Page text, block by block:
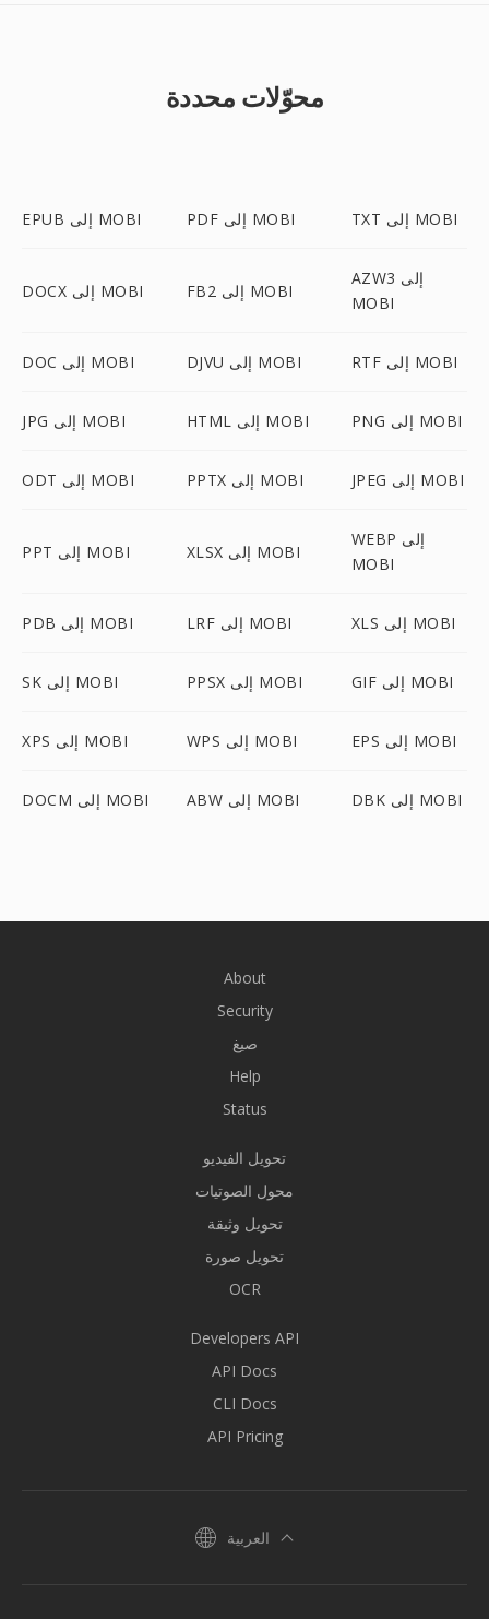
محوّلات محددة
EPUB إلى MOBI PDF إلى MOBI TXT إلى MOBI
DOCX إلى MOBI FB2 إلى MOBI
AZW3 إلى
MOBI
DOC إلى MOBI DJVU إلى MOBI RTF إلى MOBI
JPG إلى MOBI HTML إلى MOBI PNG إلى MOBI
ODT إلى MOBI PPTX إلى MOBI JPEG إلى MOBI
PPT إلى MOBI XLSX إلى MOBI
WEBP إلى
MOBI
PDB إلى MOBI LRF إلى MOBI XLS إلى MOBI
SK إلى MOBI PPSX إلى MOBI GIF إلى MOBI
XPS إلى MOBI WPS إلى MOBI EPS إلى MOBI
DOCM إلى MOBI ABW إلى MOBI DBK إلى MOBI
About
Security
صيغ
Help
Status
تحويل الفيديو
محول الصوتيات
تحويل وثيقة
تحويل صورة
OCR
Developers API
API Docs
CLI Docs
API Pricing
العربية